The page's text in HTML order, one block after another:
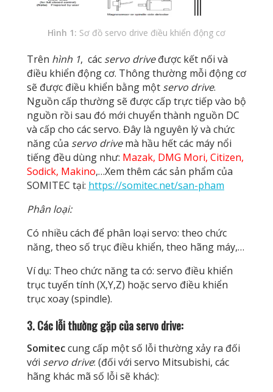
Hình 1: Sơ đồ servo drive điều khiển động cơ
Trên hình 1, các servo driveđược kết nối và
điều khiển động cơ. Thông thường mỗi động cơ
sẽ được điều khiển bằng một servo drive.
Nguồn cấp thường sẽ được cấp trực tiếp vào bộ
nguồn rồi sau đó mới chuyển thành nguồn DC
và cấp cho các servo. Đây là nguyên lý và chức
năng của servo drivemà hầu hết các máy nổi
tiếng đều dùng như: Mazak, DMG Mori, Citizen,
Sodick, Makino,…Xem thêm các sản phẩm của
SOMITEC tại: https://somitec.net/san-pham
Phân loại:
Có nhiều cách để phân loại servo: theo chức
năng, theo số trục điều khiển, theo hãng máy,…
Ví dụ: Theo chức năng ta có: servo điều khiển
trục tuyến tính (X,Y,Z) hoặc servo điều khiển
trục xoay (spindle).
3. Các lỗi thường gặp của servo drive:
Somiteccung cấp một số lỗi thường xảy ra đối
với servo drive: (đối với servo Mitsubishi, các
hãng khác mã số lỗi sẽ khác):